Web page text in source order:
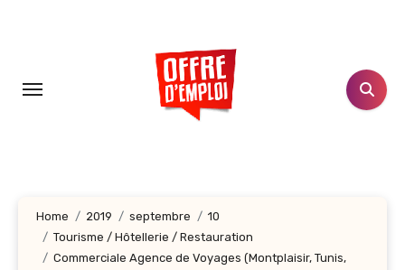
principal
Home 2019 septembre
10
Tourisme / Hôtellerie / Restauration
Commerciale Agence de Voyages (Montplaisir, Tunis,